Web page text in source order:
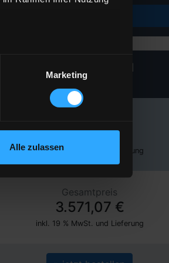
Marketing
Alle zulassen
Heizöl Standard
von BayWa AG
119,04 €
inkl. 19 % MwSt. und Lieferung
Gesamtpreis
3.571,07 €
inkl. 19 % MwSt. und Lieferung